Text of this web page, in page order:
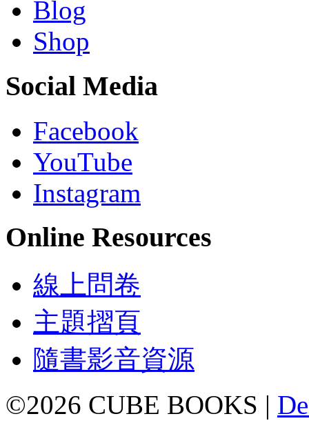
Blog
Shop
Social Media
Facebook
YouTube
Instagram
Online Resources
線上問卷
主題摺頁
隨書影音資源
©2026 CUBE BOOKS |